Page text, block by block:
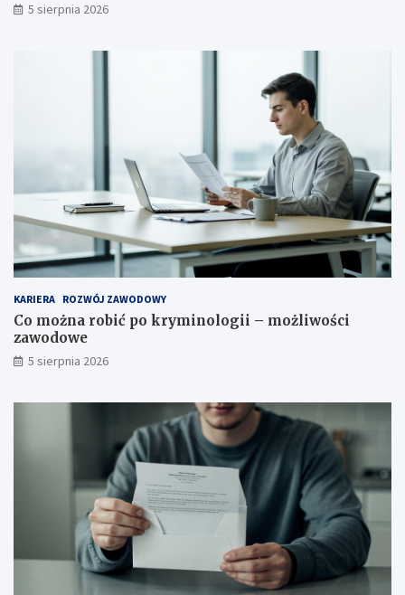
5 sierpnia 2026
KARIERA ROZWÓJ ZAWODOWY
Co można robić po kryminologii – możliwości
zawodowe
5 sierpnia 2026